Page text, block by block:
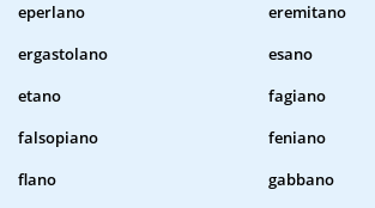
eperlano
eremitano
ergastolano
esano
etano
fagiano
falsopiano
feniano
flano
gabbano